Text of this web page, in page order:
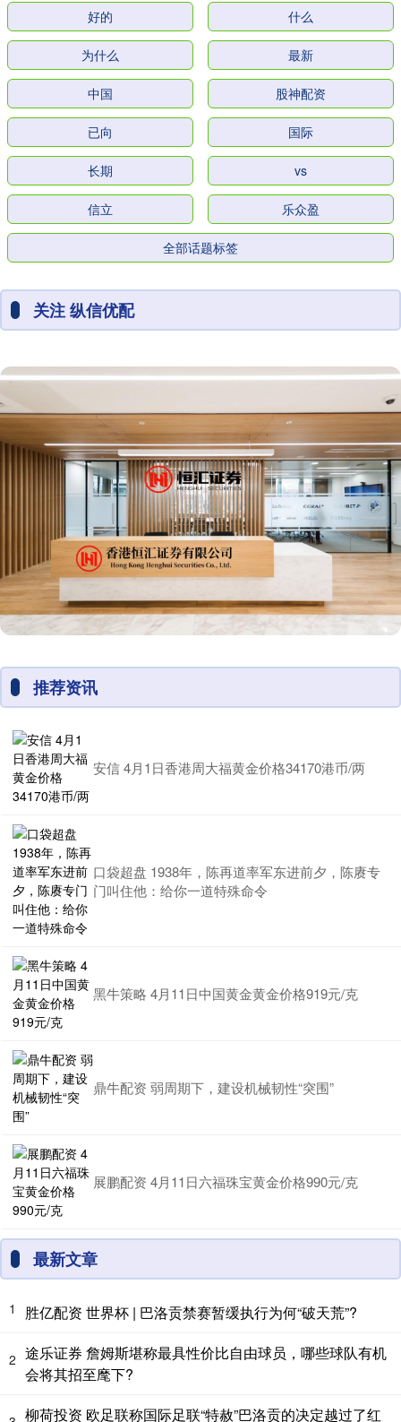
好的 什么
为什么 最新
中国 股神配资
已向 国际
长期 vs
信立 乐众盈
全部话题标签
关注 纵信优配
推荐资讯
安信 4月1日香港周大福黄金价格34170港币/两
口袋超盘 1938年，陈再道率军东进前夕，陈赓专
门叫住他：给你一道特殊命令
黑牛策略 4月11日中国黄金黄金价格919元/克
鼎牛配资 弱周期下，建设机械韧性“突围”
展鹏配资 4月11日六福珠宝黄金价格990元/克
最新文章
1 胜亿配资 世界杯 | 巴洛贡禁赛暂缓执行为何“破天荒”?
2 途乐证券 詹姆斯堪称最具性价比自由球员，哪些球队有机
会将其招至麾下?
柳荷投资 欧足联称国际足联“特赦”巴洛贡的决定越过了红